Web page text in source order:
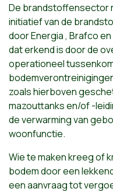
De brandstoffensector
initiatief van de
door Energia , Brafco
dat erkend is door de
operationeel
zoals hierboven
mazouttanks en/of -
de verwarming van
woonfunctie.
Wie te maken kreeg of
bodem door een
een aanvraag tot